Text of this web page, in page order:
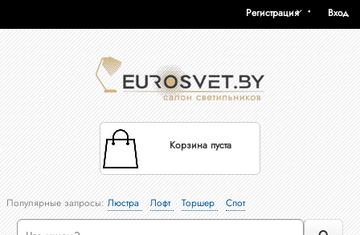
Вход
Регистрация
Корзина пуста
Популярные запросы:Люстра Лофт Торшер Спот